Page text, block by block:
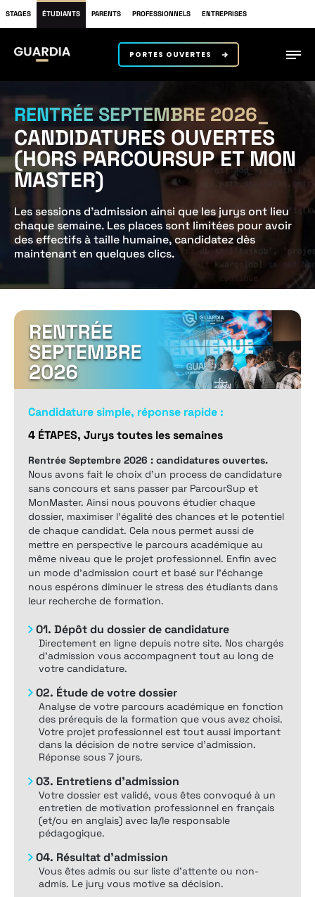
STAGES ÉTUDIANTS PARENTS PROFESSIONNELS ENTREPRISES
PORTES OUVERTES
RENTRÉE SEPTEMBRE 2026
CANDIDATURES OUVERTES
(HORS PARCOURSUP ET MON
MASTER)
Les sessions d’admission ainsi que les jurys ont lieu
chaque semaine. Les places sont limitées pour avoir
des effectifs à taille humaine, candidatez dès
maintenant en quelques clics.
Candidature simple, réponse rapide :
4 ÉTAPES, Jurys toutes les semaines
Rentrée Septembre 2026 : candidatures ouvertes.
Nous avons fait le choix d’un process de candidature
sans concours et sans passer par ParcourSup et
MonMaster. Ainsi nous pouvons étudier chaque
dossier, maximiser l’égalité des chances et le potentiel
de chaque candidat. Cela nous permet aussi de
mettre en perspective le parcours académique au
même niveau que le projet professionnel. Enfin avec
un mode d’admission court et basé sur l’échange
nous espérons diminuer le stress des étudiants dans
leur recherche de formation.
01. Dépôt du dossier de candidature
Directement en ligne depuis notre site. Nos chargés
d’admission vous accompagnent tout au long de
votre candidature.
02. Étude de votre dossier
Analyse de votre parcours académique en fonction
des prérequis de la formation que vous avez choisi.
Votre projet professionnel est tout aussi important
dans la décision de notre service d’admission.
Réponse sous 7 jours.
03. Entretiens d’admission
Votre dossier est validé, vous êtes convoqué à un
entretien de motivation professionnel en français
(et/ou en anglais) avec la/le responsable
pédagogique.
04. Résultat d’admission
Vous êtes admis ou sur liste d’attente ou non-
admis. Le jury vous motive sa décision.